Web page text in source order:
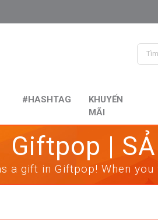
#HASHTAG
KHUYẾN
MÃI
Giftpop |
a gift in Giftpop! When